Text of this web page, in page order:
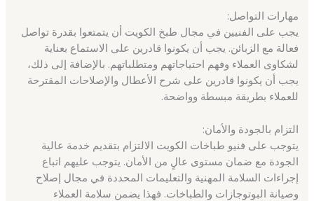
مهارات التواصل:
يجب على الفنيين في مجال طبخ الكويت أن يتمتعوا بقدرة تواصل
فعالة مع الزبائن. يجب أن يكونوا قادرين على الاستماع بعناية
لشكاوى العملاء وفهم احتياجاتهم ومتطلباتهم. بالإضافة إلى ذلك،
يجب أن يكونوا قادرين على شرح الأعطال والإصلاحات المقترحة
للعملاء بطريقة مبسطة وواضحة.
التزام بالجودة والأمان:
يتوجب على فنيو طباخات الكويت الالتزام بتقديم خدمة عالية
الجودة مع ضمان مستوى عالٍ من الأمان. يتوجب عليهم اتباع
إجراءات السلامة المهنية والتعليمات المحددة في مجال إصلاح
وصيانة البوتوجازات والطباخات. فهذا يضمن سلامة العملاء